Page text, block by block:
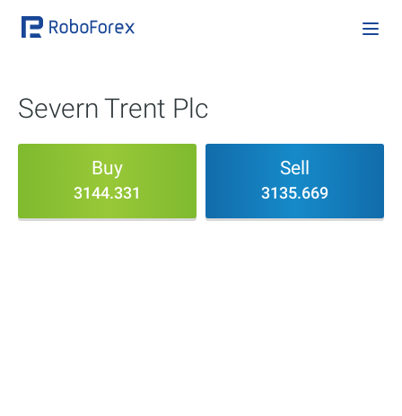
Severn Trent Plc
Buy
3144.331
Sell
3135.669